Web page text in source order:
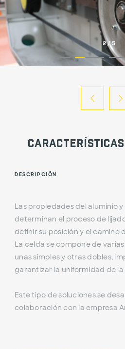
2 / 5
Características
DESCRIPCIÓN
Las propiedades del aluminio
determinan el proceso de
definir su posición y el camino
La celda se compone de
unas simples y otras dobles,
garantizar la uniformidad de la
Este tipo de soluciones se
colaboración con la empresa